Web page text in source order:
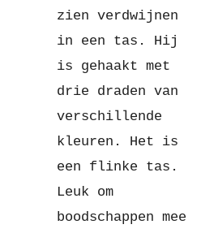
zien verdwijnen
in een tas. Hij
is gehaakt met
drie draden van
verschillende
kleuren. Het is
een flinke tas.
Leuk om
boodschappen mee